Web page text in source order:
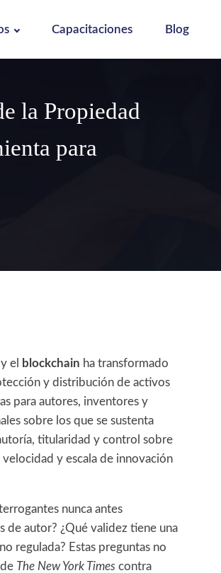
Capacitaciones Blog
la Propiedad
para
el blockchain ha transformado
y distribución de activos
para autores, inventores y
sobre los que se sustenta
titularidad y control sobre
y escala de innovación
nunca antes
de autor? ¿Qué validez tiene una
regulada? Estas preguntas no
The New York Times contra